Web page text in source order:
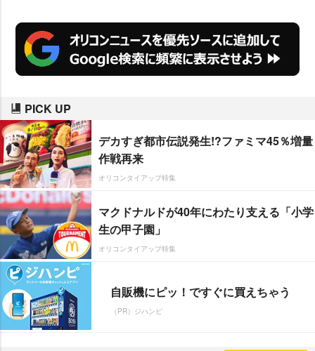
PICK UP
デカすぎ都市伝説発生!?ファミマ45％増量
作戦再来
オリコンタイアップ特集
マクドナルドが40年にわたり支える「小学
生の甲子園」
オリコンタイアップ特集
自販機にピッ！ですぐに買えちゃう
（PR）ジハンピ